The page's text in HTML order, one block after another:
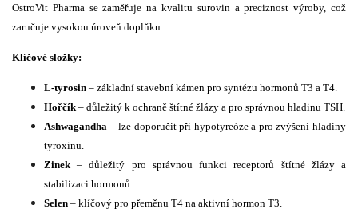
OstroVit Pharma se zaměřuje na kvalitu surovin a preciznost výroby, což
zaručuje vysokou úroveň doplňku.
Klíčové složky:
L-tyrosin – základní stavební kámen pro syntézu hormonů T3 a T4.
Hořčík – důležitý k ochraně štítné žlázy a pro správnou hladinu TSH.
Ashwagandha – lze doporučit při hypotyreóze a pro zvýšení hladiny
tyroxinu.
Zinek – důležitý pro správnou funkci receptorů štítné žlázy a
stabilizaci hormonů.
Selen – klíčový pro přeměnu T4 na aktivní hormon T3.